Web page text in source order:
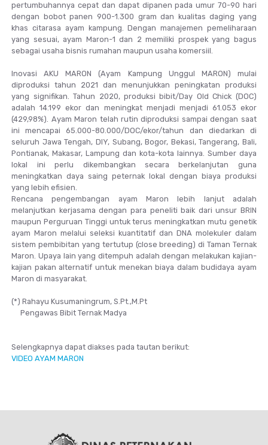
pertumbuhannya cepat dan dapat dipanen pada umur 70-90 hari
dengan bobot panen 900-1.300 gram dan kualitas daging yang
khas citarasa ayam kampung. Dengan manajemen pemeliharaan
yang sesuai, ayam Maron-1 dan 2 memiliki prospek yang bagus
sebagai usaha bisnis rumahan maupun usaha komersiil.
Inovasi AKU MARON (Ayam Kampung Unggul MARON) mulai
diproduksi tahun 2021 dan menunjukkan peningkatan produksi
yang signifikan. Tahun 2020, produksi bibit/Day Old Chick (DOC)
adalah 14.199 ekor dan meningkat menjadi menjadi 61.053 ekor
(429,98%). Ayam Maron telah rutin diproduksi sampai dengan saat
ini mencapai 65.000-80.000/DOC/ekor/tahun dan diedarkan di
seluruh Jawa Tengah, DIY, Subang, Bogor, Bekasi, Tangerang, Bali,
Pontianak, Makasar, Lampung dan kota-kota lainnya. Sumber daya
lokal ini perlu dikembangkan secara berkelanjutan guna
meningkatkan daya saing peternak lokal dengan biaya produksi
yang lebih efisien.
Rencana pengembangan ayam Maron lebih lanjut adalah
melanjutkan kerjasama dengan para peneliti baik dari unsur BRIN
maupun Perguruan Tinggi untuk terus meningkatkan mutu genetik
ayam Maron melalui seleksi kuantitatif dan DNA molekuler dalam
sistem pembibitan yang tertutup (close breeding) di Taman Ternak
Maron. Upaya lain yang ditempuh adalah dengan melakukan kajian-
kajian pakan alternatif untuk menekan biaya dalam budidaya ayam
Maron di masyarakat.
(*) Rahayu Kusumaningrum, S.Pt.,M.Pt
Pengawas Bibit Ternak Madya
Selengkapnya dapat diakses pada tautan berikut:
VIDEO AYAM MARON